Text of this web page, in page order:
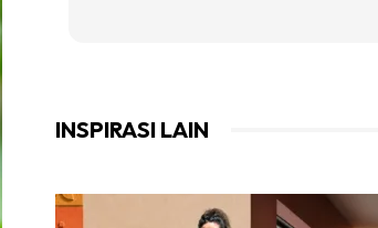
INSPIRASI LAIN